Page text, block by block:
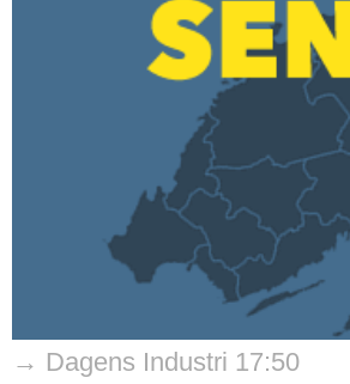
→ Dagens Industri 17:50